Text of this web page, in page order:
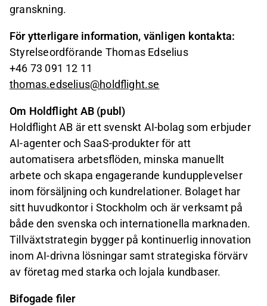
granskning.
För ytterligare information, vänligen kontakta:
Styrelseordförande Thomas Edselius
+46 73 091 12 11
thomas.edselius@holdflight.se
Om Holdflight AB (publ)
Holdflight AB är ett svenskt AI-bolag som erbjuder
AI-agenter och SaaS-produkter för att
automatisera arbetsflöden, minska manuellt
arbete och skapa engagerande kundupplevelser
inom försäljning och kundrelationer. Bolaget har
sitt huvudkontor i Stockholm och är verksamt på
både den svenska och internationella marknaden.
Tillväxtstrategin bygger på kontinuerlig innovation
inom AI-drivna lösningar samt strategiska förvärv
av företag med starka och lojala kundbaser.
Bifogade filer